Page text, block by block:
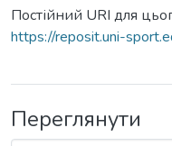
Постійний URI для
https://reposit.uni-
Переглянути